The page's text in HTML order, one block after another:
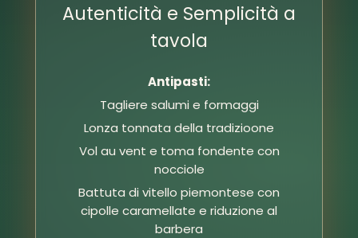
Autenticità e Semplicità a
tavola
Antipasti:
Tagliere salumi e formaggi
Lonza tonnata della tradizioone
Vol au vent e toma fondente con
nocciole
Battuta di vitello piemontese con
cipolle caramellate e riduzione al
barbera